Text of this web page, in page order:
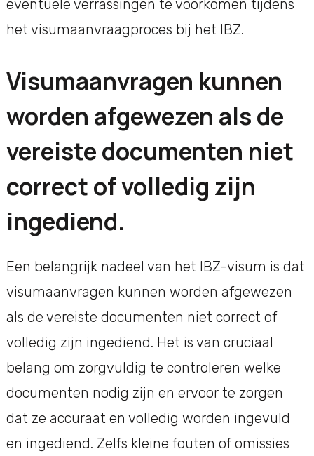
eventuele verrassingen te voorkomen tijdens
het visumaanvraagproces bij het IBZ.
Visumaanvragen kunnen
worden afgewezen als de
vereiste documenten niet
correct of volledig zijn
ingediend.
Een belangrijk nadeel van het IBZ-visum is dat
visumaanvragen kunnen worden afgewezen
als de vereiste documenten niet correct of
volledig zijn ingediend. Het is van cruciaal
belang om zorgvuldig te controleren welke
documenten nodig zijn en ervoor te zorgen
dat ze accuraat en volledig worden ingevuld
en ingediend. Zelfs kleine fouten of omissies